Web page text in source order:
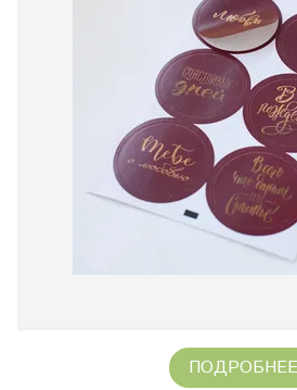
ПОДРОБНЕЕ